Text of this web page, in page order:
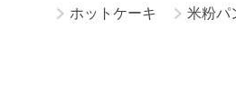
ホットケーキ 米粉パ